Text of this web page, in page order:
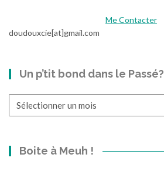
ç
m
Me Contacter
doudouxcie[at]gmail.com
Un p’tit bond dans le Passé?
Un
Boite à Meuh !